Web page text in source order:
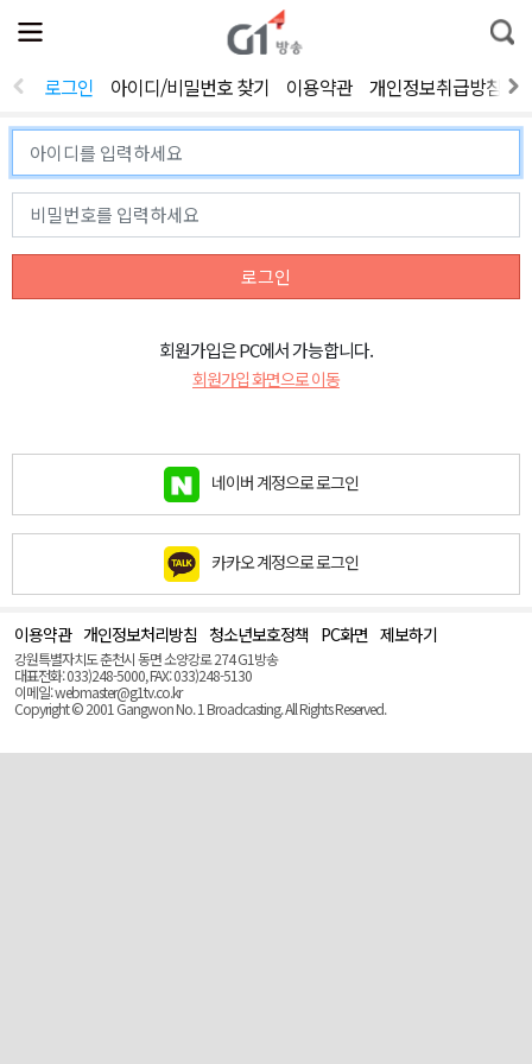
전
체
뉴
열
통
합
색
로그인 아이디/비밀번호 찾기 이용약관 개인정보취급방침
로그인
회원가입은 PC에서 가능합니다.
회원가입 화면으로 이동
네이버 계정으로 로그인
카카오 계정으로 로그인
이용약관 개인정보처리방침 청소년보호정책 PC화면 제보하기
강원특별자치도 춘천시 동면 소양강로 274 G1방송
대표전화: 033)248-5000, FAX: 033)248-5130
이메일: webmaster@g1tv.co.kr
Copyright © 2001 Gangwon No. 1 Broadcasting. All Rights Reserved.